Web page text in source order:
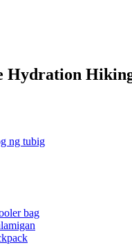
Hydration
ng tubig
bag